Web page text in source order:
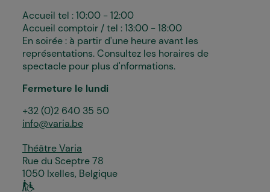
Accueil tel : 10:00 - 12:00
Accueil comptoir / tel : 13:00 - 18:00
En soirée : à partir d'une heure avant les
représentations. Consultez les horaires de
spectacle pour plus d'nformations.
Fermeture le lundi
+32 (0)2 640 35 50
info@varia.be
Théâtre Varia
Rue du Sceptre 78
1050 Ixelles, Belgique